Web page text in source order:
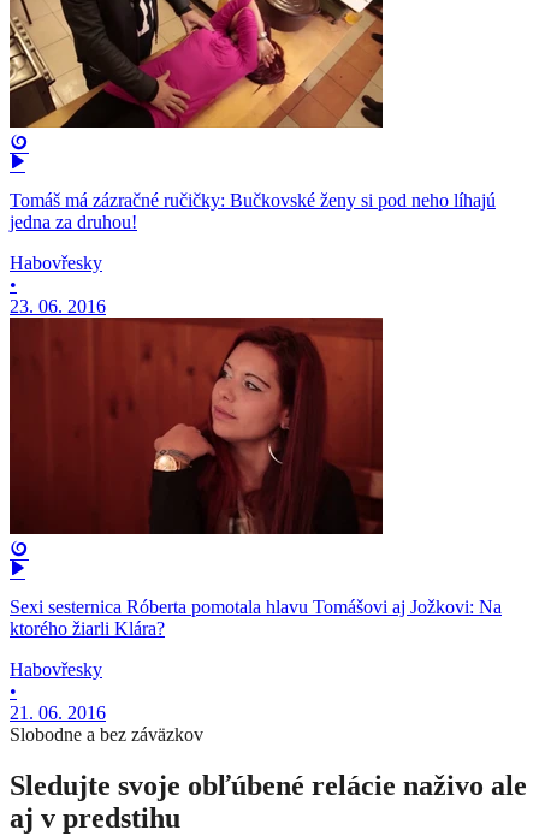
Tomáš má zázračné ručičky: Bučkovské ženy si pod neho líhajú
jedna za druhou!
Habovřesky
•
23. 06. 2016
Sexi sesternica Róberta pomotala hlavu Tomášovi aj Jožkovi: Na
ktorého žiarli Klára?
Habovřesky
•
21. 06. 2016
Slobodne a bez záväzkov
Sledujte svoje obľúbené relácie naživo ale
aj v predstihu